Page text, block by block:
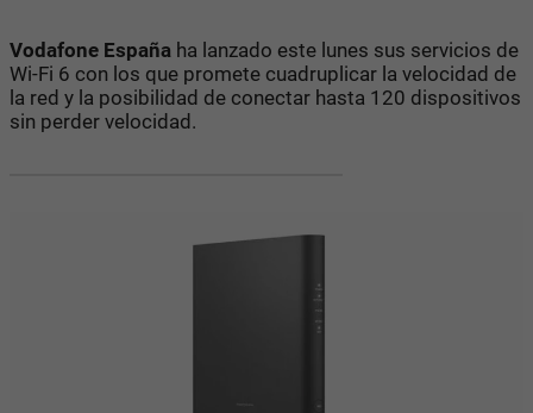
Vodafone España ha lanzado este lunes sus servicios de
Wi-Fi 6 con los que promete cuadruplicar la velocidad de
la red y la posibilidad de conectar hasta 120 dispositivos
sin perder velocidad.